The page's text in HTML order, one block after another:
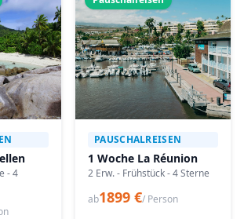
- 4
PAUSCHALREISEN
1 Woche La Réunion
2 Erw. - Frühstück - 4 Sterne
ab1899 €/ Person